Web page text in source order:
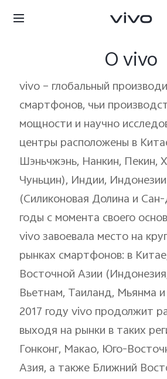
Tajikistan | Выберите
О vivo
vivo – глобальный
смартфонов, чьи
мощности и научно
центры расположены в
Шэньчжэнь, Нанкин, Пекин,
Чуньцин), Индии,
(Силиконовая Долина и
годы с момента своего
vivo завоевала место на
рынках смартфонов: в
Восточной Азии
Вьетнам, Таиланд, Мьянма
2017 году vivo продолжит
выходя на рынки в таких
Гонконг, Макао, Юго-
Азия, а также Ближний